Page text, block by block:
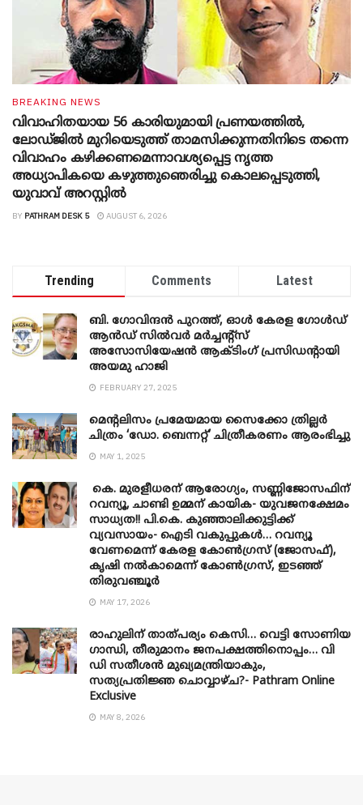
BREAKING NEWS
വിവാഹിതയായ 56 കാരിയുമായി പ്രണയത്തിൽ,
ലോഡ്ജിൽ മുറിയെടുത്ത് താമസിക്കുന്നതിനിടെ തന്നെ
വിവാഹം കഴിക്കണമെന്നാവശ്യപ്പെട്ട നൃത്ത
അധ്യാപികയെ കഴുത്തുഞെരിച്ചു കൊലപ്പെടുത്തി,
യുവാവ് അറസ്റ്റിൽ
BY PATHRAM DESK 5 AUGUST 6, 2026
Trending Comments Latest
ബി. ​ഗോവിന്ദൻ പുറത്ത്, ഓൾ കേരള ഗോൾഡ്
ആൻഡ് സിൽവർ മർച്ചന്റ്സ്
അസോസിയേഷൻ ആക്ടിംഗ് പ്രസിഡന്റായി
അയമു ഹാജി
FEBRUARY 27, 2025
മെന്‍റലിസം പ്രമേയമായ സൈക്കോ ത്രില്ലർ
ചിത്രം ‘ഡോ. ബെന്നറ്റ്’ ചിത്രീകരണം ആരംഭിച്ചു
MAY 1, 2025
കെ. മുരളീധരന് ആരോഗ്യം, സണ്ണിജോസഫിന്
റവന്യൂ, ചാണ്ടി ഉമ്മന് കായിക- യുവജനക്ഷേമം
സാധ്യത!! പി.കെ. കുഞ്ഞാലിക്കുട്ടിക്ക്
വ്യവസായം- ഐടി വകുപ്പുകൾ… റവന്യൂ
വേണമെന്ന് കേരള കോൺഗ്രസ് (ജോസഫ്),
കൃഷി നൽകാമെന്ന് കോൺഗ്രസ്, ഇടഞ്ഞ്
തിരുവഞ്ചൂർ
MAY 17, 2026
രാഹുലിന് താത്പര്യം കെസി… വെട്ടി സോണിയ
​ഗാന്ധി, തീരുമാനം ജനപക്ഷത്തിനൊപ്പം… വി
ഡി സതീശൻ മുഖ്യമന്ത്രിയാകും,
സത്യപ്രതിജ്ഞ ചൊവ്വാഴ്ച?- Pathram Online
Exclusive
MAY 8, 2026